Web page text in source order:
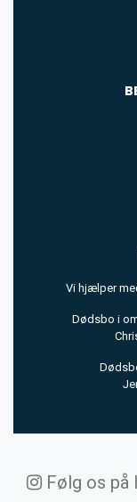
Vi hjælper
Dødsbo i
Følg os på